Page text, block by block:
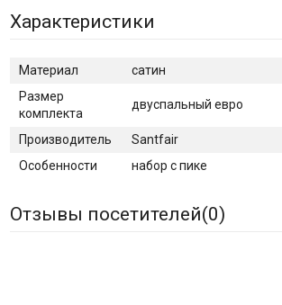
Характеристики
Материал
сатин
Размер
комплекта
двуспальный евро
Производитель
Santfair
Особенности
набор с пике
Отзывы посетителей(0)